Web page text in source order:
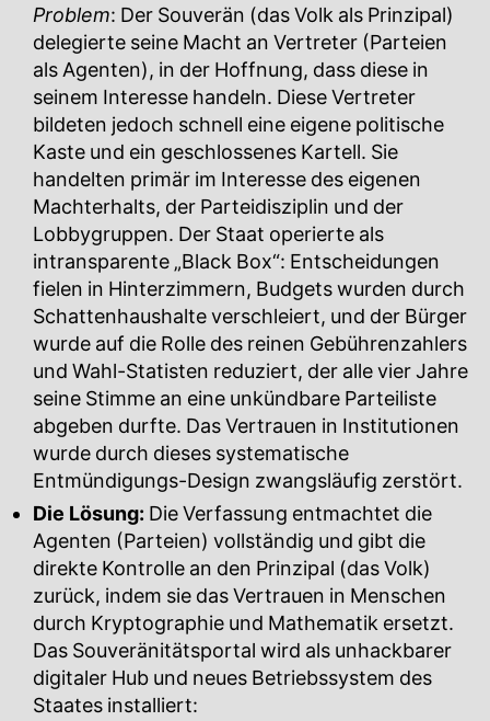
Problem: Der Souverän (das Volk als Prinzipal)
delegierte seine Macht an Vertreter (Parteien
als Agenten), in der Hoffnung, dass diese in
seinem Interesse handeln. Diese Vertreter
bildeten jedoch schnell eine eigene politische
Kaste und ein geschlossenes Kartell. Sie
handelten primär im Interesse des eigenen
Machterhalts, der Parteidisziplin und der
Lobbygruppen. Der Staat operierte als
intransparente „Black Box“: Entscheidungen
fielen in Hinterzimmern, Budgets wurden durch
Schattenhaushalte verschleiert, und der Bürger
wurde auf die Rolle des reinen Gebührenzahlers
und Wahl-Statisten reduziert, der alle vier Jahre
seine Stimme an eine unkündbare Parteiliste
abgeben durfte. Das Vertrauen in Institutionen
wurde durch dieses systematische
Entmündigungs-Design zwangsläufig zerstört.
Die Lösung: Die Verfassung entmachtet die
Agenten (Parteien) vollständig und gibt die
direkte Kontrolle an den Prinzipal (das Volk)
zurück, indem sie das Vertrauen in Menschen
durch Kryptographie und Mathematik ersetzt.
Das Souveränitätsportal wird als unhackbarer
digitaler Hub und neues Betriebssystem des
Staates installiert: